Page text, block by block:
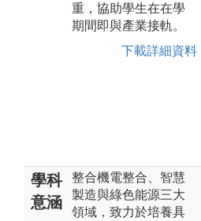
重，協助學生在在學
期間即與產業接軌。
下載詳細資料
學科
意涵
整合機電整合、智慧
製造與綠色能源三大
領域，致力於培養具